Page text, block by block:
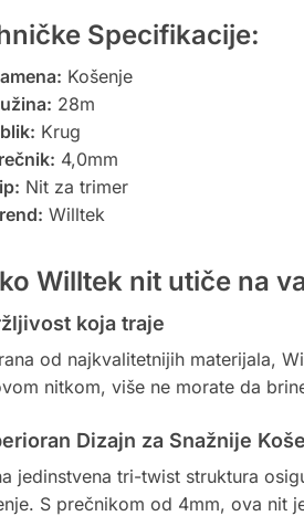
Specifikacije:
Košenje
28m
Krug
4,0mm
Nit za trimer
Willtek
Willtek nit utiče na
koja traje
od najkvalitetnijih materijala,
nitkom, više ne morate da
Dizajn za Snažnije
jedinstvena tri-twist struktura
S prečnikom od 4mm, ova nit